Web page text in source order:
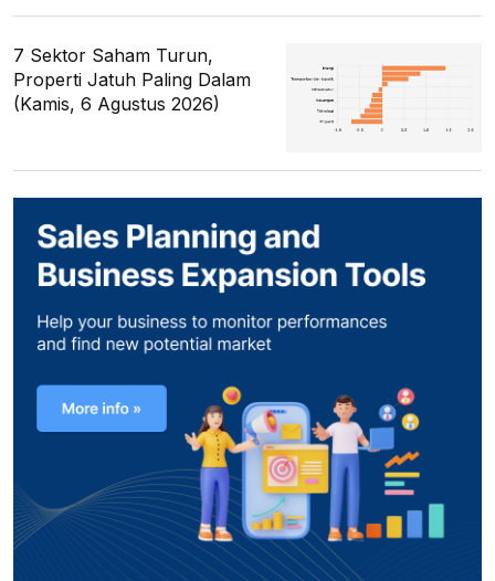
7 Sektor Saham Turun,
Properti Jatuh Paling Dalam
(Kamis, 6 Agustus 2026)